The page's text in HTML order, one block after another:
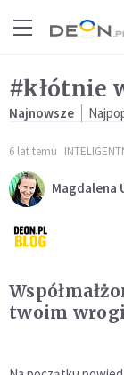
#kłótnie
Najnowsze
6 lat temu
Magdalena
twoim